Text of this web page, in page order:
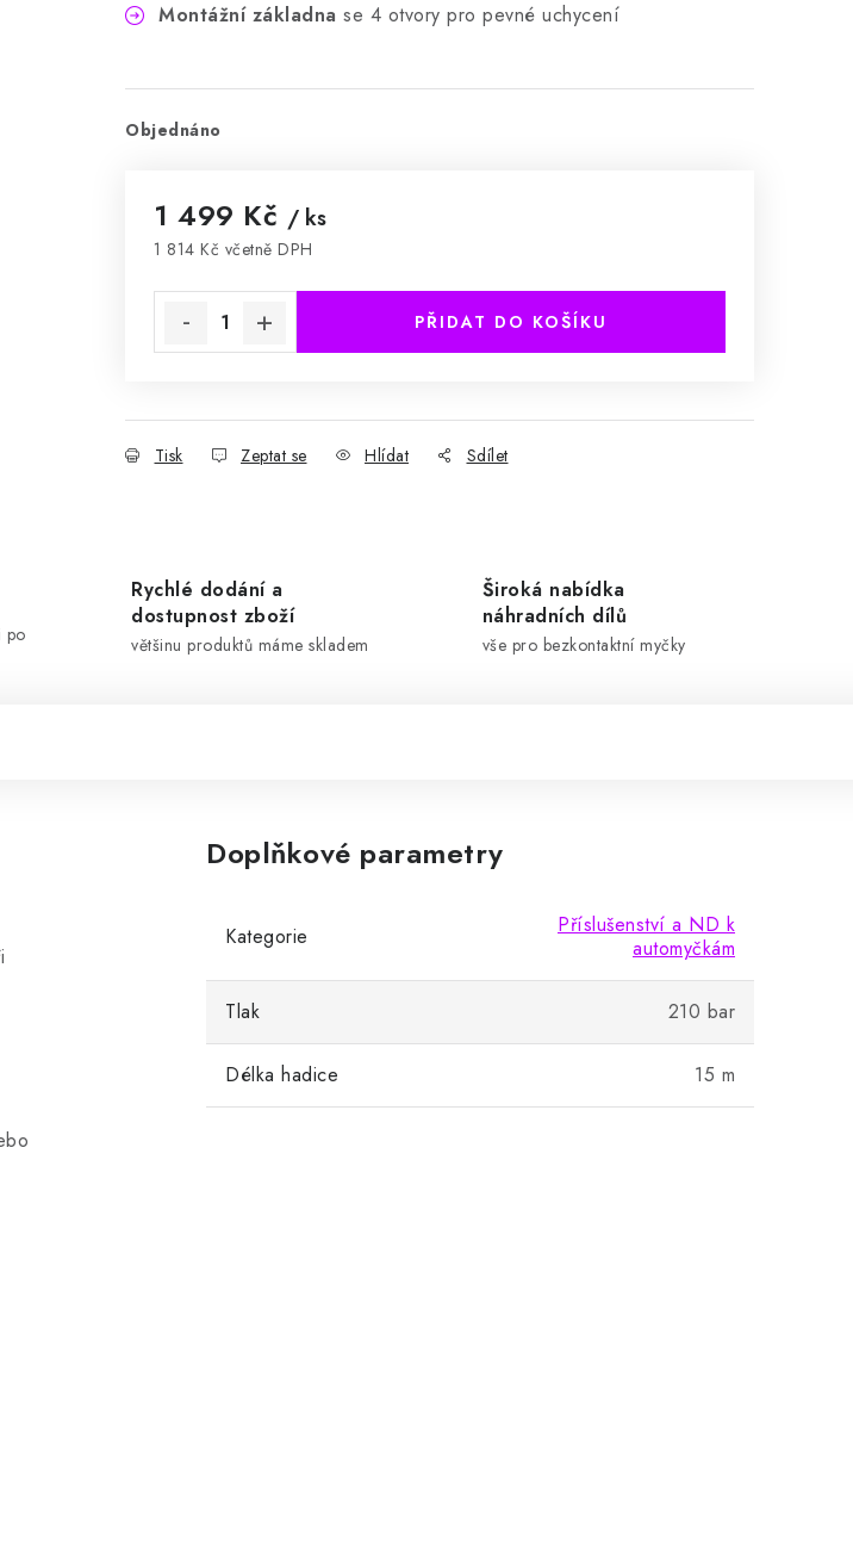
Montážní základna se 4 otvory pro pevné uchycení
Objednáno
1 499 Kč / ks
1 814 Kč včetně DPH
PŘIDAT DO KOŠÍKU
Tisk Zeptat se Hlídat Sdílet
po
Rychlé dodání a
dostupnost zboží
většinu produktů máme skladem
Široká nabídka
náhradních dílů
vše pro bezkontaktní myčky
Doplňkové parametry
Kategorie
Příslušenství a ND k
automyčkám
Tlak 210 bar
Délka hadice 15 m